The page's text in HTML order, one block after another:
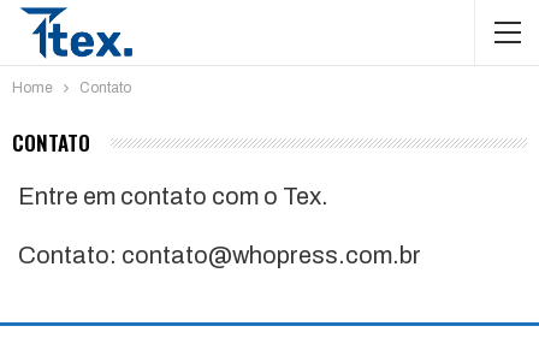
Home Contato
CONTATO
Entre em contato com o Tex.
Contato: contato@whopress.com.br